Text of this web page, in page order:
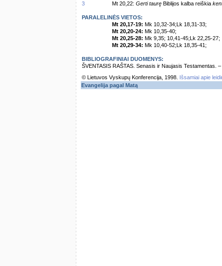
3
Mt 20,22: Gerti taurę Biblijos kalba reiškia
PARALELINĖS VIETOS:
Mt 20,17-19: Mk 10,32-34;Lk 18,31-33;
Mt 20,20-24: Mk 10,35-40;
Mt 20,25-28: Mk 9,35; 10,41-45;Lk 22,25-27;
Mt 20,29-34: Mk 10,40-52;Lk 18,35-41;
BIBLIOGRAFINIAI DUOMENYS:
ŠVENTASIS RAŠTAS. Senasis ir Naujasis Testamentas.
© Lietuvos Vyskupų Konferencija, 1998.
Išsamiai apie
Evangelija pagal Matą